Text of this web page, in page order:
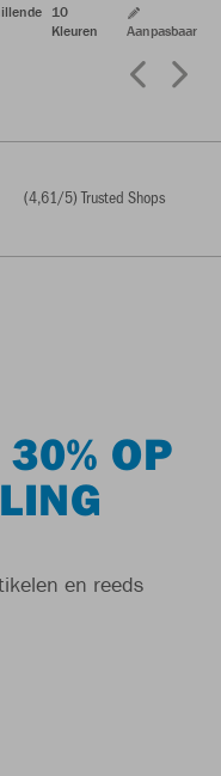
10
Kleuren
Aanpasbaar
(4,61/5) Trusted Shops
OP
en reeds